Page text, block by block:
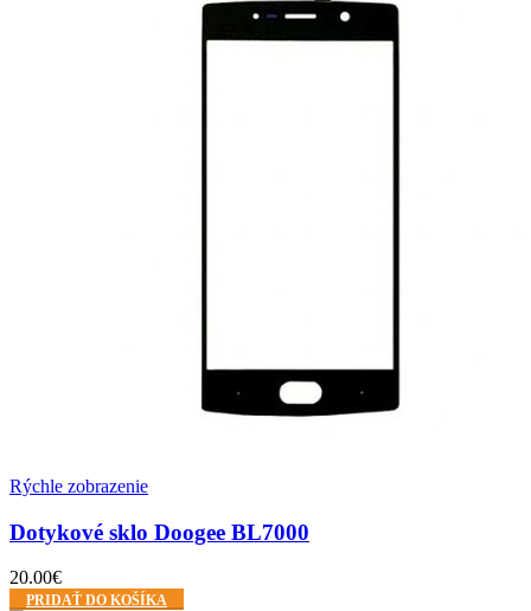
Rýchle zobrazenie
Dotykové sklo Doogee BL7000
20.00€
PRIDAŤ DO KOŠÍKA